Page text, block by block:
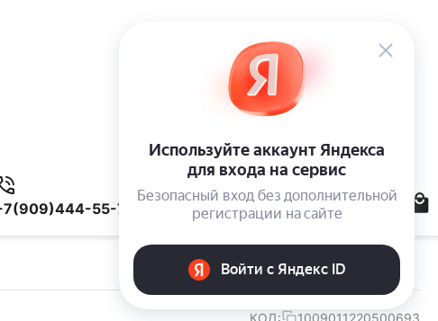
55-78
КОД: 1009011220500693